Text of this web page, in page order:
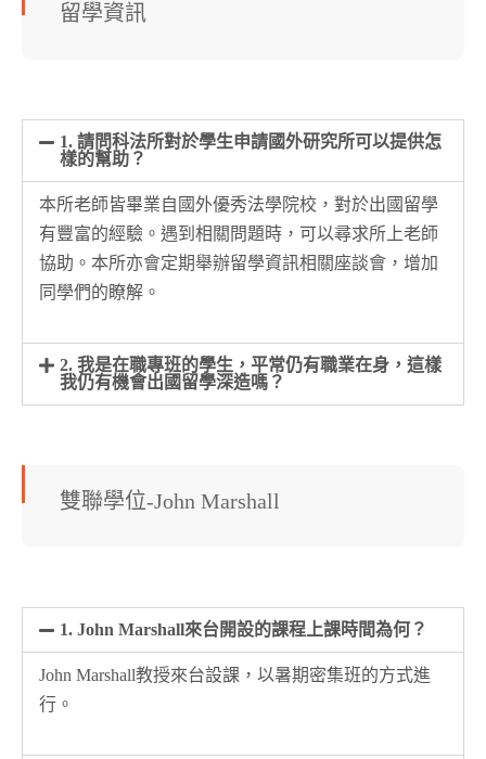
留學資訊
1. 請問科法所對於學生申請國外研究所可以提供怎
樣的幫助？
本所老師皆畢業自國外優秀法學院校，對於出國留學
有豐富的經驗。遇到相關問題時，可以尋求所上老師
協助。本所亦會定期舉辦留學資訊相關座談會，增加
同學們的瞭解。
2. 我是在職專班的學生，平常仍有職業在身，這樣
我仍有機會出國留學深造嗎？
雙聯學位-John Marshall
1. John Marshall來台開設的課程上課時間為何？
John Marshall教授來台設課，以暑期密集班的方式進
行。